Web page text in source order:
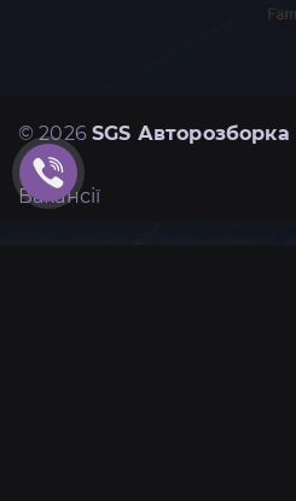
© 2026SGS Авторозборка
Вакансії